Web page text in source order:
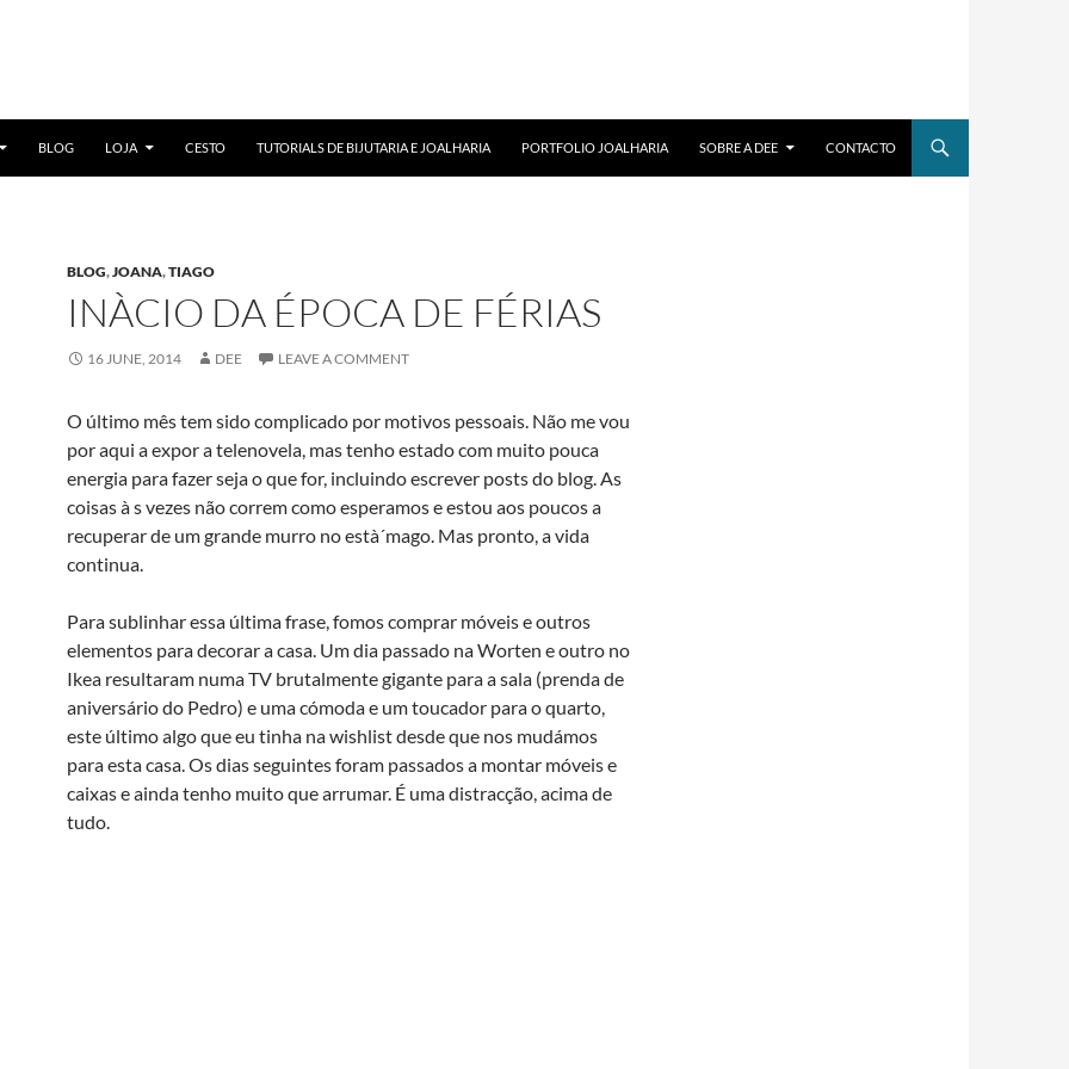
BLOG LOJA CESTO TUTORIALS DE BIJUTARIA E JOALHARIA PORTFOLIO JOALHARIA SOBRE A DEE CONTACTO
BLOG,JOANA,TIAGO
INÀ­CIO DA ÉPOCA DE FÉRIAS
16 JUNE, 2014 DEE LEAVE A COMMENT
O último mês tem sido complicado por motivos pessoais. Não me vou
por aqui a expor a telenovela, mas tenho estado com muito pouca
energia para fazer seja o que for, incluindo escrever posts do blog. As
coisas à s vezes não correm como esperamos e estou aos poucos a
recuperar de um grande murro no està´mago. Mas pronto, a vida
continua.
Para sublinhar essa última frase, fomos comprar móveis e outros
elementos para decorar a casa. Um dia passado na Worten e outro no
Ikea resultaram numa TV brutalmente gigante para a sala (prenda de
aniversário do Pedro) e uma cómoda e um toucador para o quarto,
este último algo que eu tinha na wishlist desde que nos mudámos
para esta casa. Os dias seguintes foram passados a montar móveis e
caixas e ainda tenho muito que arrumar. É uma distracção, acima de
tudo.